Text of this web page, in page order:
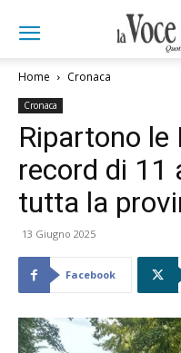
Home Cronaca
Cronaca
Ripartono le
record di 11
tutta la
13 Giugno 2025
Facebook